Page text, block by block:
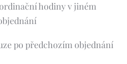
hodiny v jiném
po předchozím objednání